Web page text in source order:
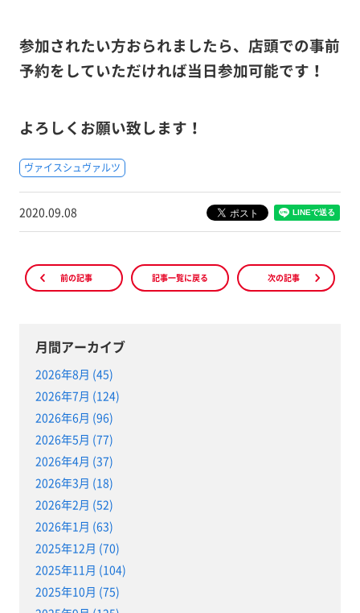
参加されたい方おられましたら、店頭での事前
予約をしていただければ当日参加可能です！
よろしくお願い致します！
ヴァイスシュヴァルツ
2020.09.08
前の記事 記事一覧に戻る 次の記事
月間アーカイブ
2026年8月 (45)
2026年7月 (124)
2026年6月 (96)
2026年5月 (77)
2026年4月 (37)
2026年3月 (18)
2026年2月 (52)
2026年1月 (63)
2025年12月 (70)
2025年11月 (104)
2025年10月 (75)